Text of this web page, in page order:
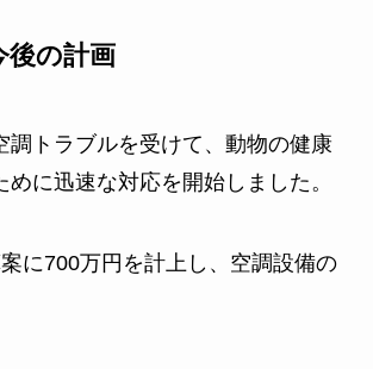
後の計画
調トラブルを受けて、動物の健康
めに迅速な対応を開始しました。
案に700万円を計上し、空調設備の